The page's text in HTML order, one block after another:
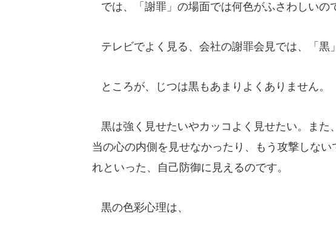
では、「謝罪」の場面では何色がふさわしいの
テレビでよく見る、会社の謝罪会見では、「黒
ところが、じつは黒もあまりよくありません。
黒は強く見せたいやカッコよく見せたい。また
当の心の内側を見せなかったり、もう攻撃しな
れといった、自己防御に見えるのです。
黒の色彩心理は、